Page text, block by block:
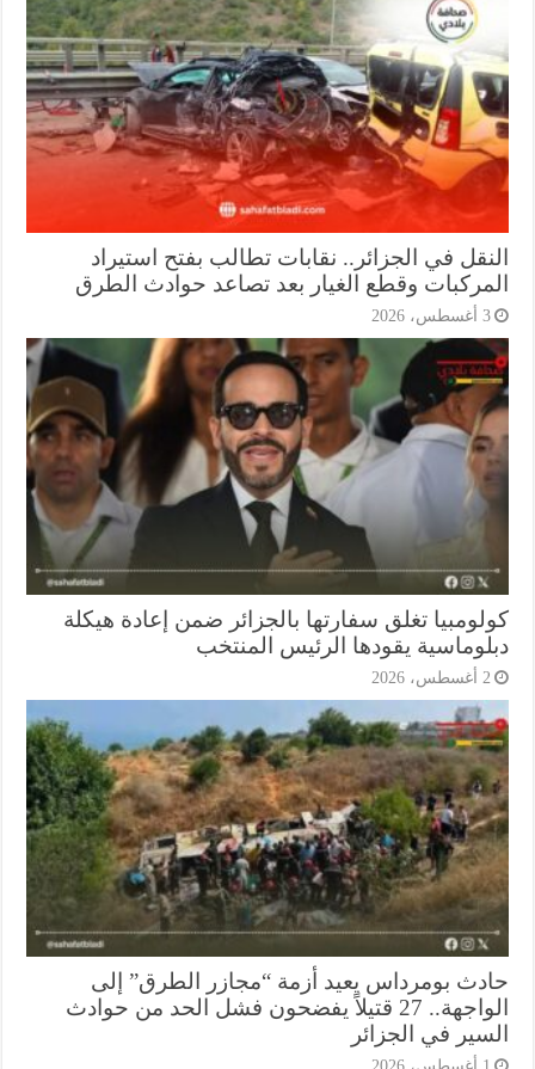
في الجزائر.. نقابات تطالب بفتح استيراد
وقطع الغيار بعد تصاعد حوادث الطرق
تغلق سفارتها بالجزائر ضمن إعادة هيكلة
يقودها الرئيس المنتخب
بومرداس يعيد أزمة “مجازر الطرق” إلى
الواجهة.. 27 قتيلاً يفضحون فشل الحد من حوادث
في الجزائر